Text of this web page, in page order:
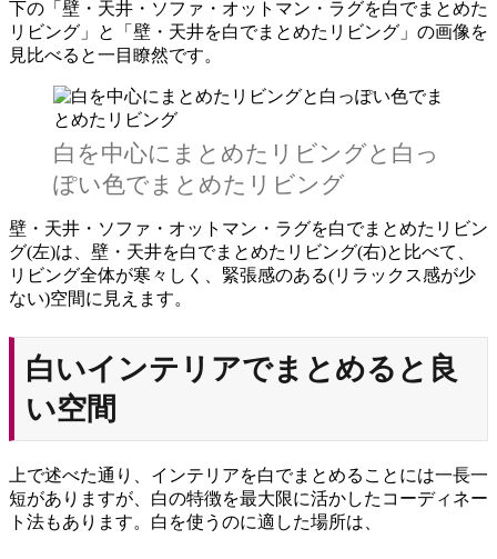
下の「壁・天井・ソファ・オットマン・ラグを白でまとめた
リビング」と「壁・天井を白でまとめたリビング」の画像を
見比べると一目瞭然です。
白を中心にまとめたリビングと白っ
ぽい色でまとめたリビング
壁・天井・ソファ・オットマン・ラグを白でまとめたリビン
グ(左)は、壁・天井を白でまとめたリビング(右)と比べて、
リビング全体が寒々しく、緊張感のある(リラックス感が少
ない)空間に見えます。
白いインテリアでまとめると良
い空間
上で述べた通り、インテリアを白でまとめることには一長一
短がありますが、白の特徴を最大限に活かしたコーディネー
ト法もあります。白を使うのに適した場所は、